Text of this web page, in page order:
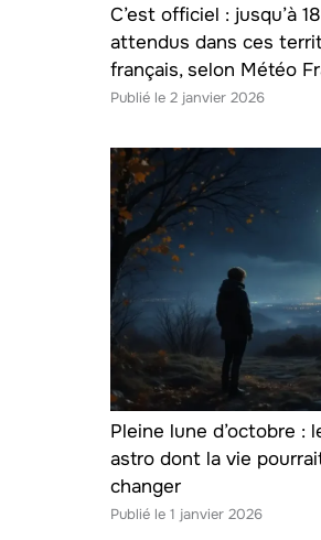
C’est officiel : jusqu’à
attendus dans ces
français, selon Météo
2 janvier 2026
Pleine lune d’octobre :
astro dont la vie
changer
1 janvier 2026